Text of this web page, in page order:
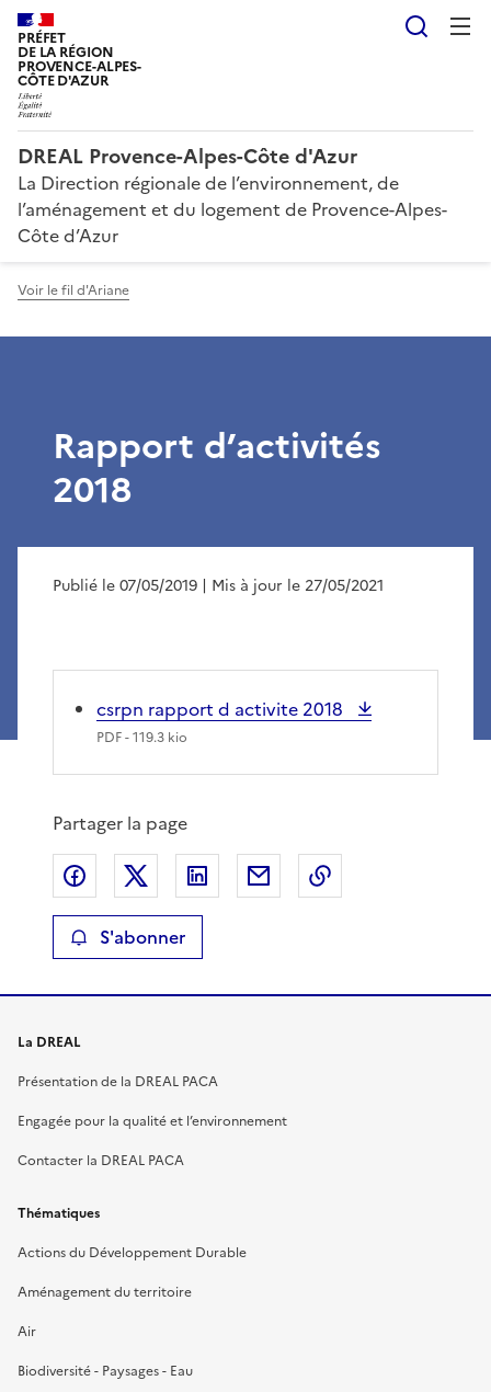
PRÉFET
DE LA RÉGION
PROVENCE-ALPES-
CÔTE D'AZUR
DREAL Provence-Alpes-Côte d'Azur
La Direction régionale de l’environnement, de
l’aménagement et du logement de Provence-Alpes-
Côte d’Azur
Voir le fil d'Ariane
Rapport d’activités
2018
Publié le 07/05/2019 | Mis à jour le 27/05/2021
csrpn rapport d activite 2018
PDF- 119.3 kio
Partager la page
Partager sur Facebook
Partager sur XPartager sur LinkedIn
Partager par email
S'abonner
La DREAL
Présentation de la DREAL PACA
Engagée pour la qualité et l’environnement
Contacter la DREAL PACA
Thématiques
Actions du Développement Durable
Aménagement du territoire
Air
Biodiversité - Paysages - Eau